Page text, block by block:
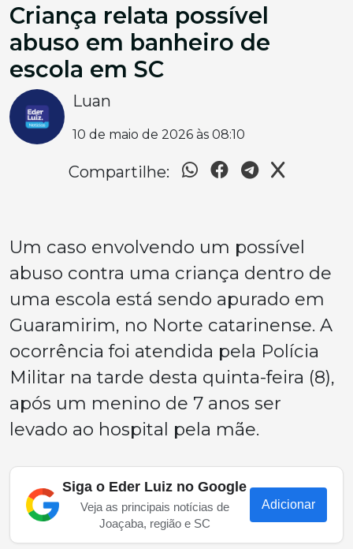
Criança relata possível
abuso em banheiro de
escola em SC
Luan
10 de maio de 2026 às 08:10
Compartilhe:
Um caso envolvendo um possível
abuso contra uma criança dentro de
uma escola está sendo apurado em
Guaramirim, no Norte catarinense. A
ocorrência foi atendida pela Polícia
Militar na tarde desta quinta-feira (8),
após um menino de 7 anos ser
levado ao hospital pela mãe.
Siga o Eder Luiz no Google
Veja as principais notícias de
Joaçaba, região e SC
Adicionar